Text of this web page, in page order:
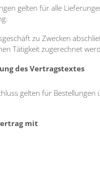
gelten für alle
zu Zwecken
Tätigkeit zugerechnet
des Vertragstextes
gelten für
mit